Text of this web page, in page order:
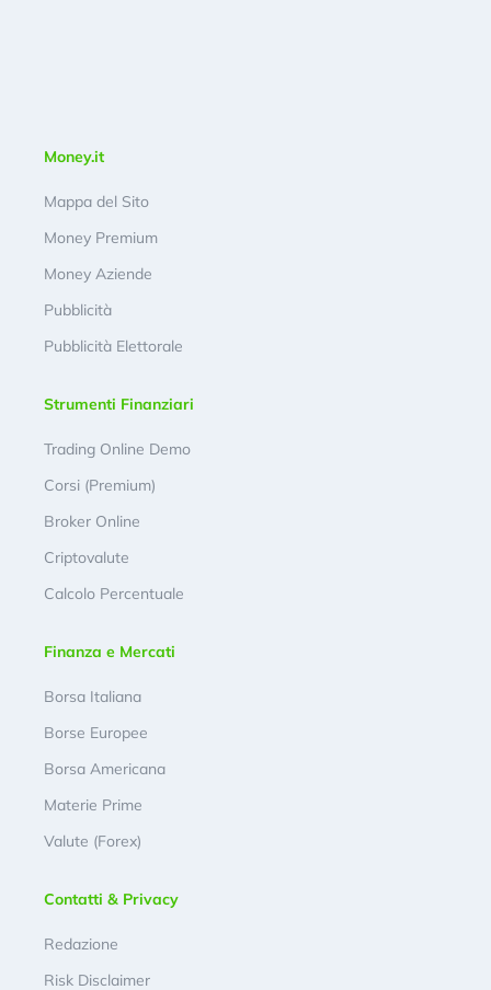
Money.it
Mappa del Sito
Money Premium
Money Aziende
Pubblicità
Pubblicità Elettorale
Strumenti Finanziari
Trading Online Demo
Corsi (Premium)
Broker Online
Criptovalute
Calcolo Percentuale
Finanza e Mercati
Borsa Italiana
Borse Europee
Borsa Americana
Materie Prime
Valute (Forex)
Contatti & Privacy
Redazione
Risk Disclaimer